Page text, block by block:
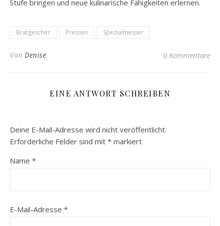
Stufe bringen und neue kulinarische Fähigkeiten erlernen.
Bratgeschirr Pressen Spezialmesser
Von Denise 0 Kommentare
EINE ANTWORT SCHREIBEN
Deine E-Mail-Adresse wird nicht veröffentlicht.
Erforderliche Felder sind mit * markiert
Name *
E-Mail-Adresse *